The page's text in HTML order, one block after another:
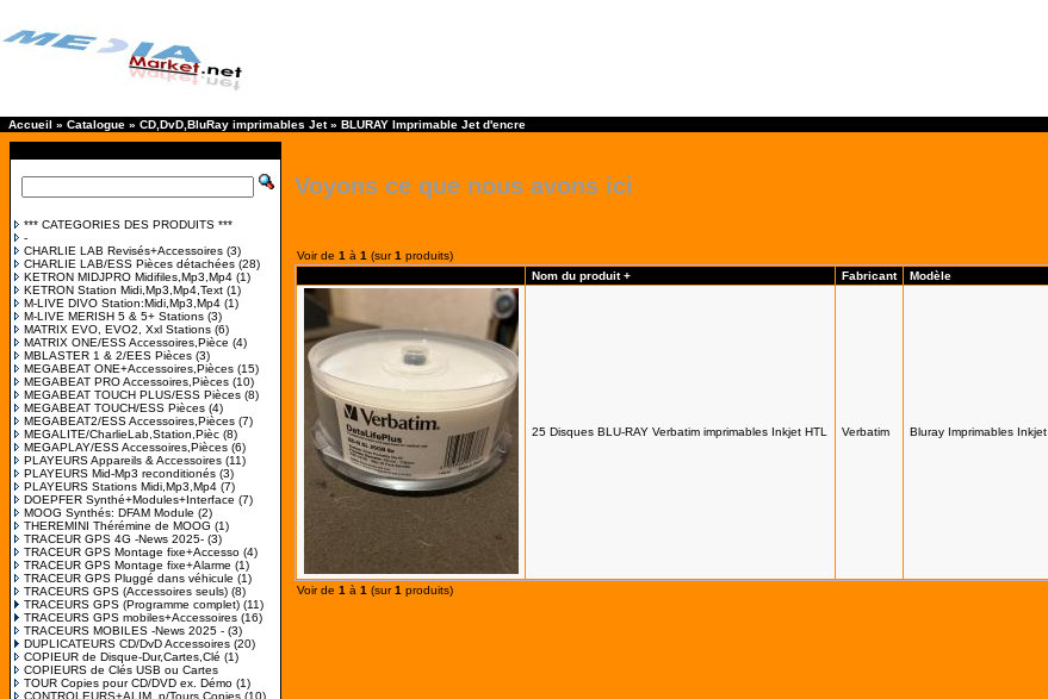
Accueil » Catalogue » CD,DvD,BluRay imprimables Jet» BLURAY Imprimable Jet d'encre
*** CATEGORIES DES PRODUITS ***
-
CHARLIE LAB Revisés+Accessoires (3)
CHARLIE LAB/ESS Pièces détachées (28)
KETRON MIDJPRO Midifiles,Mp3,Mp4 (1)
KETRON Station Midi,Mp3,Mp4,Text (1)
M-LIVE DIVO Station:Midi,Mp3,Mp4 (1)
M-LIVE MERISH 5 & 5+ Stations (3)
MATRIX EVO, EVO2, Xxl Stations (6)
MATRIX ONE/ESS Accessoires,Pièce (4)
MBLASTER 1 & 2/EES Pièces (3)
MEGABEAT ONE+Accessoires,Pièces (15)
MEGABEAT PRO Accessoires,Pièces (10)
MEGABEAT TOUCH PLUS/ESS Pièces (8)
MEGABEAT TOUCH/ESS Pièces (4)
MEGABEAT2/ESS Accessoires,Pièces (7)
MEGALITE/CharlieLab,Station,Pièc (8)
MEGAPLAY/ESS Accessoires,Pièces (6)
PLAYEURS Appareils & Accessoires (11)
PLAYEURS Mid-Mp3 reconditionés (3)
PLAYEURS Stations Midi,Mp3,Mp4 (7)
DOEPFER Synthé+Modules+Interface (7)
MOOG Synthés: DFAM Module (2)
THEREMINI Thérémine de MOOG (1)
TRACEUR GPS 4G -News 2025- (3)
TRACEUR GPS Montage fixe+Accesso (4)
TRACEUR GPS Montage fixe+Alarme (1)
TRACEUR GPS Pluggé dans véhicule (1)
TRACEURS GPS (Accessoires seuls) (8)
TRACEURS GPS (Programme complet) (11)
TRACEURS GPS mobiles+Accessoires (16)
TRACEURS MOBILES -News 2025 - (3)
DUPLICATEURS CD/DvD Accessoires (20)
COPIEUR de Disque-Dur,Cartes,Clé (1)
COPIEURS de Clés USB ou Cartes
TOUR Copies pour CD/DVD ex. Démo (1)
CONTROLEURS+ALIM. p/Tours Copies (10)
Voyons ce que nous avons ici
Voir de 1 à 1 (sur1 produits)
Nom du produit +
Fabricant Modèle
25 Disques BLU-RAY Verbatim imprimables Inkjet HTL Verbatim Bluray Imprimables Inkjet
Voir de 1 à 1 (sur1 produits)